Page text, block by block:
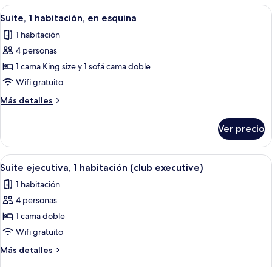
habitación
Abrir
todas
las
fotos
de
Suite,
1
habitación,
esquina
Habitación de hotel con una cama
5
Suite, 1 habitación, en esquina
1 habitación
4 personas
1 cama King size y 1 sofá cama doble
Wifi gratuito
Más detalles
Más
1
habitación,
en
esquina
Ver precio
Abrir
todas
las
fotos
de
Suite
ejecutiva,
1
Una habitación de hotel con una
5
Suite ejecutiva, 1 habitación (club executive)
1 habitación
4 personas
1 cama doble
Wifi gratuito
Más detalles
Más